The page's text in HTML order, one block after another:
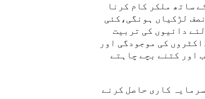
ساتھ ملکر کام کرنا
نصف لڑکیاں ہونگی،کئی
دائیوں کی تربیت
ڈاکٹروں کی موجودگی اور
اور کتنے بچے چاہتے
کاری حاصل کرنے